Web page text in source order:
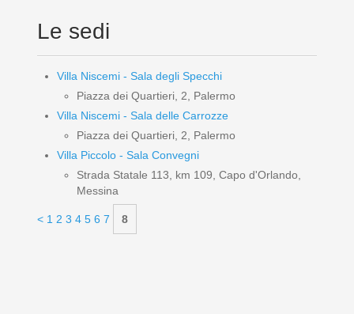
Le sedi
Villa Niscemi - Sala degli Specchi
Piazza dei Quartieri, 2, Palermo
Villa Niscemi - Sala delle Carrozze
Piazza dei Quartieri, 2, Palermo
Villa Piccolo - Sala Convegni
Strada Statale 113, km 109, Capo d'Orlando,
Messina
< 1 2 3 4 5 6 7 8